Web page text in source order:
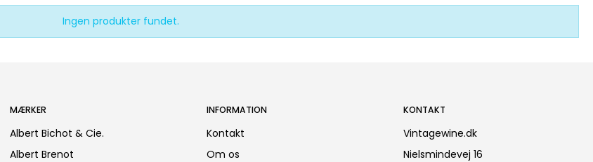
Ingen produkter fundet.
MÆRKER
Albert Bichot & Cie.
Albert Brenot
INFORMATION
Kontakt
Om os
KONTAKT
Vintagewine.dk
Nielsmindevej 16